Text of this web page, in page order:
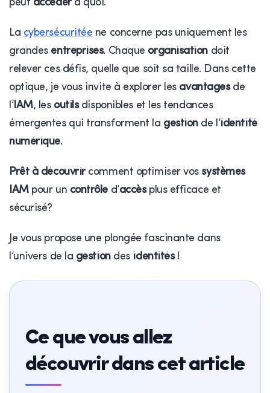
peut accéderà quoi.
La cybersécuritée ne concerne pas uniquement les
grandes entreprises. Chaque organisation doit
relever ces défis, quelle que soit sa taille. Dans cette
optique, je vous invite à explorer les avantagesde
l’IAM, les outilsdisponibles et les tendances
émergentes qui transforment la gestionde l’identité
numérique.
Prêt à découvrircomment optimiser vos systèmes
IAMpour un contrôle d’accèsplus efficace et
sécurisé?
Je vous propose une plongée fascinante dans
l’univers de la gestiondes identités !
Ce que vous allez
découvrir dans cet article